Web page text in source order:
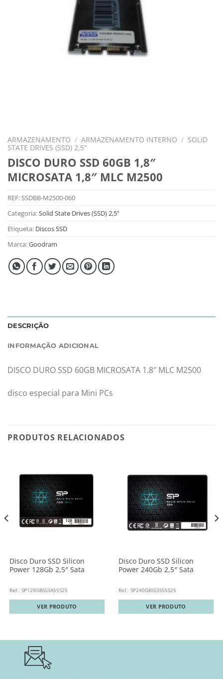
ARMAZENAMENTO / ARMAZENAMENTO INTERNO / SOLID
STATE DRIVES (SSD) 2,5"
DISCO DURO SSD 60GB 1,8″
MICROSATA 1,8″ MLC M2500
REF:SSDBB-M2500-060
Categoria:Solid State Drives (SSD) 2,5"
Etiqueta: Discos SSD
Marca:Goodram
DESCRIÇÃO
INFORMAÇÃO ADICIONAL
DISCO DURO SSD 60GB MICROSATA 1.8″ MLC M2500
disco especial para Mini PCs
PRODUTOS RELACIONADOS
Disco Duro SSD Silicon
Power 128Gb 2,5″ Sata
Ref.: SP128GBSS3A55S25
VER PRODUTO
Disco Duro SSD Silicon
Power 240Gb 2,5″ Sata
Ref.: SP240GBSS3S55S25
VER PRODUTO